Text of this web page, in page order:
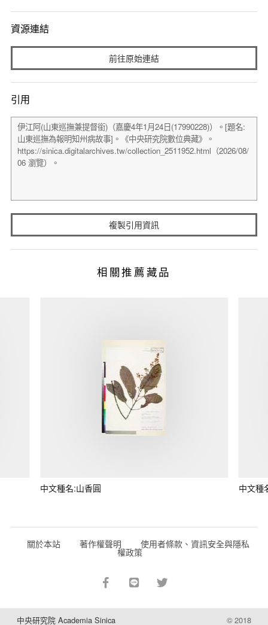
資源連結
前往原始連結
引用
複製引用資訊
相關推薦藏品
中文種名:山香圓 中文種
關於本站 著作權聲明 使用者條款、資訊安全與隱私
權政策
中央研究院 Academia Sinica © 2018